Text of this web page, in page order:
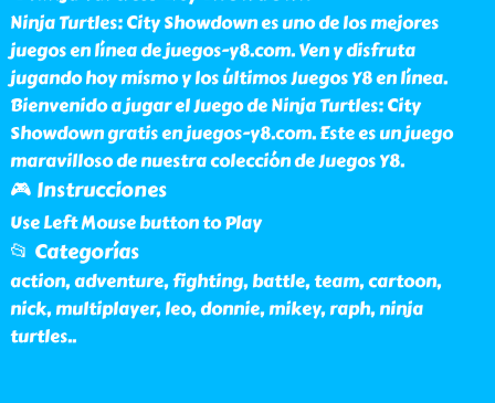
Ninja Turtles: City Showdown es uno de los mejores
juegos en línea de juegos-y8.com. Ven y disfruta
jugando hoy mismo y los últimos Juegos Y8 en línea.
Bienvenido a jugar el Juego de Ninja Turtles: City
Showdown gratis en juegos-y8.com. Este es un juego
maravilloso de nuestra colección de Juegos Y8.
🎮 Instrucciones
Use Left Mouse button to Play
📂 Categorías
action, adventure, fighting, battle, team, cartoon,
nick, multiplayer, leo, donnie, mikey, raph, ninja
turtles..